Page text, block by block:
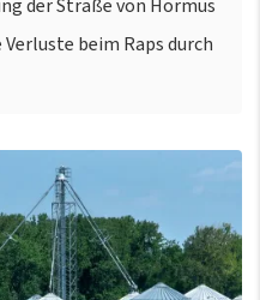
der Straße von Hormus
beim Raps durch